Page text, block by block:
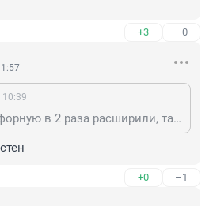
+3 –0
10:39
Для вас ул. Семафорную в 2 раза расширили, так что прекращай "страдать", переходи к наслаждению😜
+0 –1